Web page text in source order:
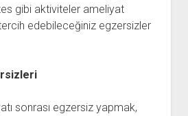
gibi aktiviteler ameliyat
edebileceğiniz egzersizler
sonrası egzersiz yapmak,